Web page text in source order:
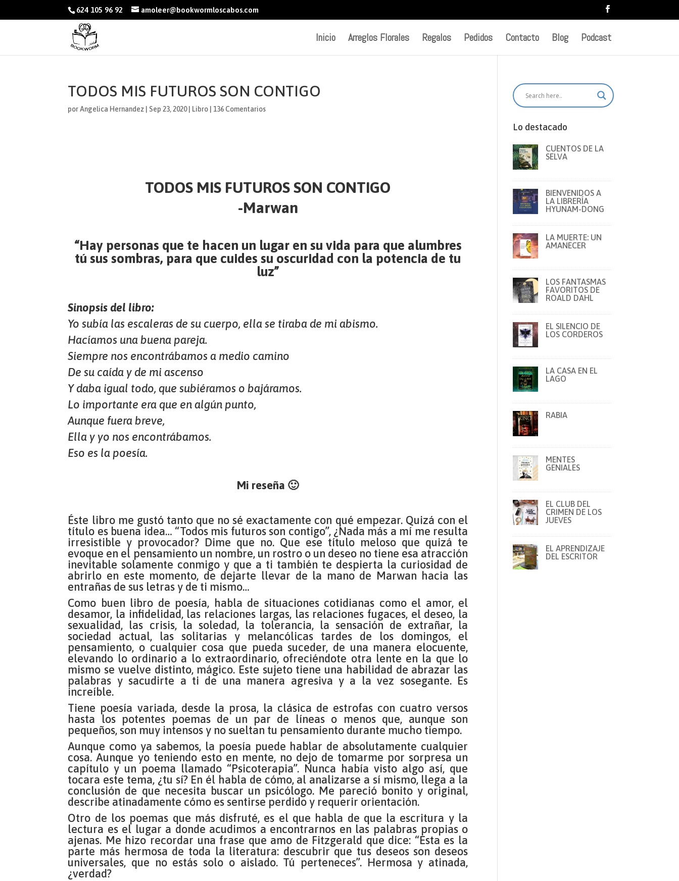
624 105 96 92 amoleer@bookwormloscabos.com
Inicio Arreglos Florales Regalos Pedidos Contacto Blog Podcast
TODOS MIS FUTUROS SON CONTIGO
porAngelica Hernandez Sep 23, 2020| Libro 136 Comentarios
TODOS MIS FUTUROS SON CONTIGO
-Marwan
“Hay personas que te hacen un lugar en su vida para que alumbres
tú sus sombras, para que cuides su oscuridad con la potencia de tu
luz”
Sinopsis del libro:
Yo subía las escaleras de su cuerpo, ella se tiraba de mi abismo.
Hacíamos una buena pareja.
Siempre nos encontrábamos a medio camino
De su caída y de mi ascenso
Y daba igual todo, que subiéramos o bajáramos.
Lo importante era que en algún punto,
Aunque fuera breve,
Ella y yo nos encontrábamos.
Eso es la poesía.
Mi reseña 🙂
Éste libro me gustó tanto que no sé exactamente con qué empezar. Quizá con el
título es buena idea… “Todos mis futuros son contigo”, ¿Nada más a mí me resulta
irresistible y provocador? Dime que no. Que ese título meloso que quizá te
evoque en el pensamiento un nombre, un rostro o un deseo no tiene esa atracción
inevitable solamente conmigo y que a ti también te despierta la curiosidad de
abrirlo en este momento, de dejarte llevar de la mano de Marwan hacia las
entrañas de sus letras y de ti mismo…
Como buen libro de poesía, habla de situaciones cotidianas como el amor, el
desamor, la infidelidad, las relaciones largas, las relaciones fugaces, el deseo, la
sexualidad, las crisis, la soledad, la tolerancia, la sensación de extrañar, la
sociedad actual, las solitarias y melancólicas tardes de los domingos, el
pensamiento, o cualquier cosa que pueda suceder, de una manera elocuente,
elevando lo ordinario a lo extraordinario, ofreciéndote otra lente en la que lo
mismo se vuelve distinto, mágico. Este sujeto tiene una habilidad de abrazar las
palabras y sacudirte a ti de una manera agresiva y a la vez sosegante. Es
increíble.
Tiene poesía variada, desde la prosa, la clásica de estrofas con cuatro versos
hasta los potentes poemas de un par de líneas o menos que, aunque son
pequeños, son muy intensos y no sueltan tu pensamiento durante mucho tiempo.
Aunque como ya sabemos, la poesía puede hablar de absolutamente cualquier
cosa. Aunque yo teniendo esto en mente, no dejo de tomarme por sorpresa un
capítulo y un poema llamado “Psicoterapia”. Nunca había visto algo así, que
tocara este tema, ¿tu sí? En él habla de cómo, al analizarse a sí mismo, llega a la
conclusión de que necesita buscar un psicólogo. Me pareció bonito y original,
describe atinadamente cómo es sentirse perdido y requerir orientación.
Otro de los poemas que más disfruté, es el que habla de que la escritura y la
lectura es el lugar a donde acudimos a encontrarnos en las palabras propias o
ajenas. Me hizo recordar una frase que amo de Fitzgerald que dice: “Esta es la
parte más hermosa de toda la literatura: descubrir que tus deseos son deseos
universales, que no estás solo o aislado. Tú perteneces”. Hermosa y atinada,
¿verdad?
Lo destacado
CUENTOS DE LA
SELVA
BIENVENIDOS A
LA LIBRERÍA
HYUNAM-DONG
LA MUERTE: UN
AMANECER
LOS FANTASMAS
FAVORITOS DE
ROALD DAHL
EL SILENCIO DE
LOS CORDEROS
LA CASA EN EL
LAGO
RABIA
MENTES
GENIALES
EL CLUB DEL
CRIMEN DE LOS
JUEVES
EL APRENDIZAJE
DEL ESCRITOR